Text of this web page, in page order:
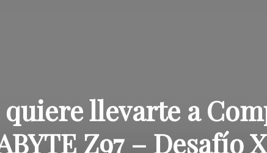
quiere llevarte a
Z97 – Desafío